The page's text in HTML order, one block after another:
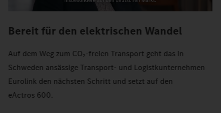
Bereit für den elektrischen Wandel
Auf dem Weg zum CO₂-freien Transport geht das in
Schweden ansässige Transport- und Logistkunternehmen
Eurolink den nächsten Schritt und setzt auf den
eActros 600.